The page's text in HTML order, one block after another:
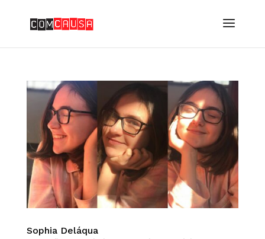
Sophia Deláqua